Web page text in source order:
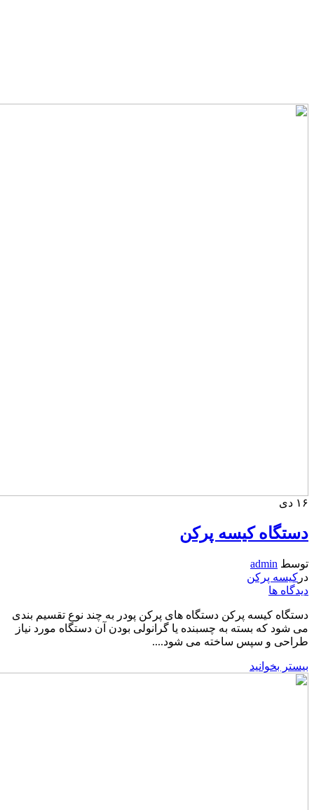
۱۶ دی
دستگاه کیسه پرکن
توسط admin
در کیسه پرکن
دیدگاه ها
دستگاه کیسه پرکن دستگاه های پرکن پودر به چند نوع تقسیم بندی
می شود که بسته به چسبنده یا گرانولی بودن آن دستگاه مورد نیاز
طراحی و سپس ساخته می شود....
بیستر بخوانید